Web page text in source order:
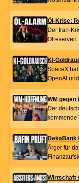
Öl-Krise:
Der Iran-
Ölreserven.
KI-
SpaceX
OpenAI
WM gegen
Der
kommende
DekaBank
Ärger für
Wirtschaft